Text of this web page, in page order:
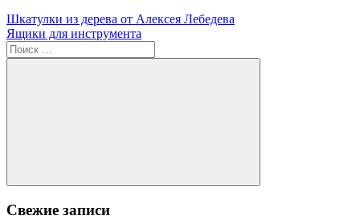
Навигация
по
записям
Предыдущая
запись:
Шкатулки из дерева от Алексея Лебедева
Следующая
запись:
Ящики для инструмента
Поиск
для:
Поиск
Свежие записи